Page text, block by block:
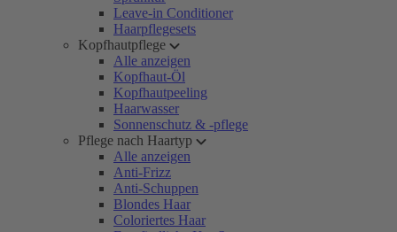
Leave-in Conditioner
Haarpflegesets
Kopfhautpflege
Alle anzeigen
Kopfhaut-Öl
Kopfhautpeeling
Haarwasser
Sonnenschutz & -pflege
Pflege nach Haartyp
Alle anzeigen
Anti-Frizz
Anti-Schuppen
Blondes Haar
Coloriertes Haar